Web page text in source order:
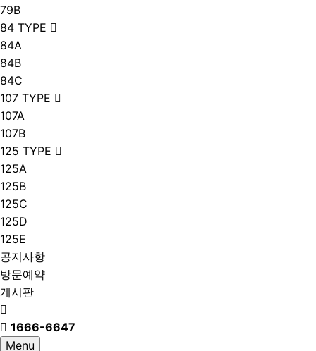
79B
84 TYPE
84A
84B
84C
107 TYPE
107A
107B
125 TYPE
125A
125B
125C
125D
125E
공지사항
방문예약
게시판
1666-6647
Menu